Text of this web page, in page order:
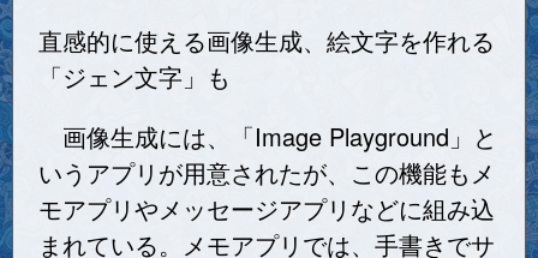
直感的に使える画像生成、絵文字を作れる
「ジェン文字」も
画像生成には、「Image Playground」と
いうアプリが用意されたが、この機能もメ
モアプリやメッセージアプリなどに組み込
まれている。メモアプリでは、手書きでサ